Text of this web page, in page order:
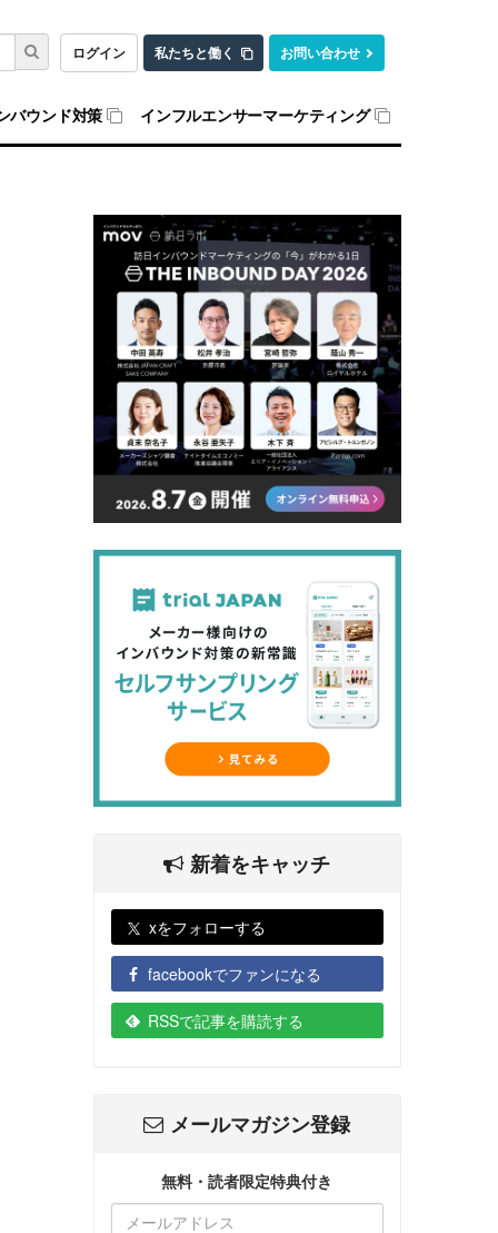
ログイン 私たちと働く お問い合わせ
バウンド対策 インフルエンサーマーケティング
新着をキャッチ
xをフォローする
facebookでファンになる
RSSで記事を購読する
メールマガジン登録
無料・読者限定特典付き